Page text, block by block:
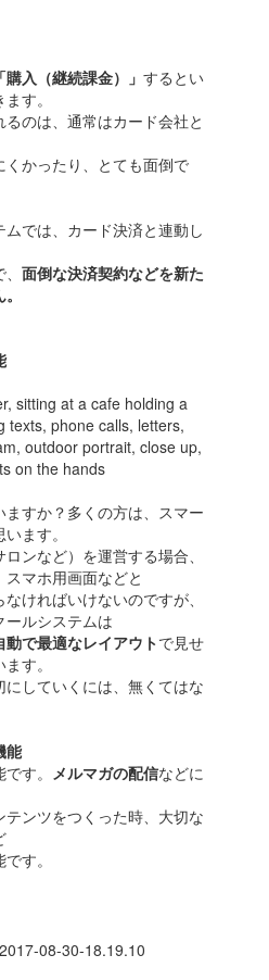
「購入（継続課金）」するとい
す。
のは、通常はカード会社と
かったり、とても面倒で
では、カード決済と連動し
、面倒な決済契約などを新た
すか？多くの方は、スマー
ます。
ンなど）を運営する場合、
マホ用画面などと
ければいけないのですが、
ールシステムは
動で最適なレイアウトで見せ
す。
していくには、無くてはな
能
す。 メルマガの配信などに
ンツをつくった時、大切な
す。